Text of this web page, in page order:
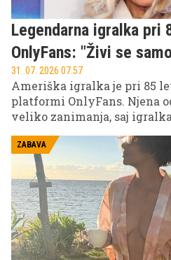
Legendarna igralka pri
OnlyFans: "Živi se
31. 07. 2026 07.57
Ameriška igralka je pri 85
platformi OnlyFans. Njena
veliko zanimanja, saj
svojimi dolgoletnimi
spreminjanje svoje javne
ZABAVA